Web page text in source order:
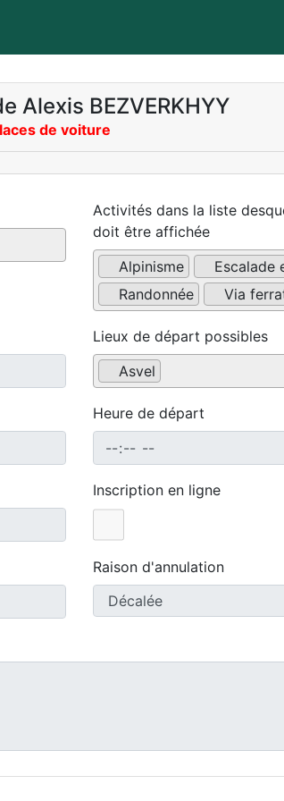
Alexis BEZVERKHYY
de voiture
Activités dans la liste
doit être affichée
Alpinisme
Escalade
Randonnée
Via
Lieux de départ possibles
Asvel
Heure de départ
Inscription en ligne
Raison d'annulation